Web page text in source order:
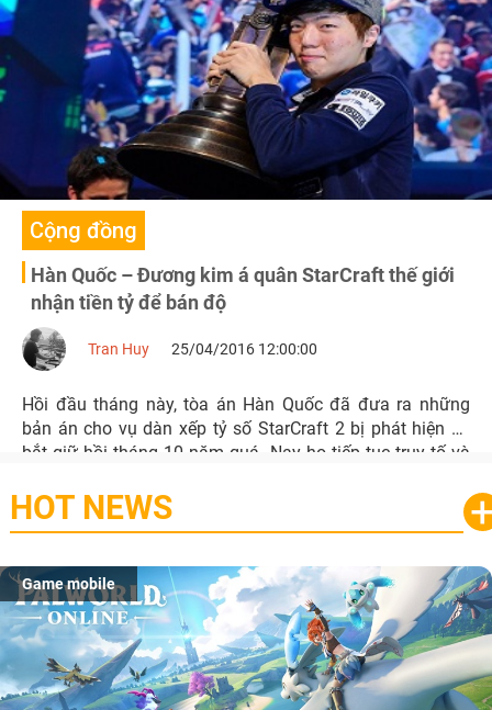
Cộng đồng
Hàn Quốc – Đương kim á quân StarCraft thế giới
nhận tiền tỷ để bán độ
Tran Huy 25/04/2016 12:00:00
Hồi đầu tháng này, tòa án Hàn Quốc đã đưa ra những
bản án cho vụ dàn xếp tỷ số StarCraft 2 bị phát hiện và
bắt giữ hồi tháng 10 năm quá. Nay họ tiếp tục truy tố và
HOT NEWS
Game mobile